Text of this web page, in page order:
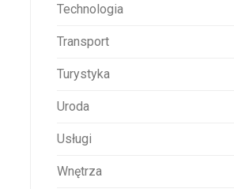
Technologia
Transport
Turystyka
Uroda
Usługi
Wnętrza